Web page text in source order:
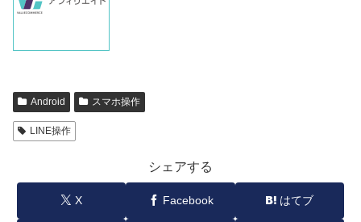
Android スマホ操作
LINE操作
シェアする
X Facebook はてブ